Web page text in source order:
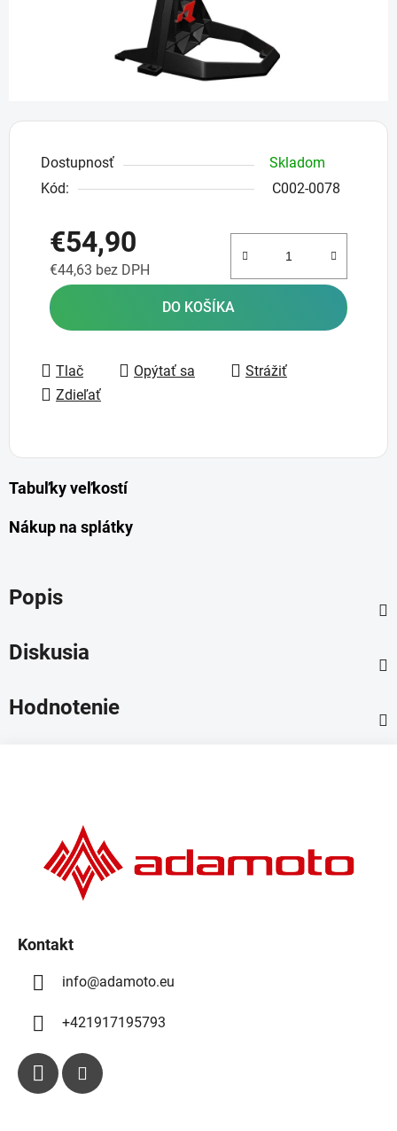
Dostupnosť
Skladom
Kód:
C002-0078
€54,90
€44,63 bez DPH
Jednotková cena:
DO KOŠÍKA
Tlač Opýtať sa
Strážiť
Zdieľať
Tabuľky veľkostí
Nákup na splátky
Popis
Diskusia
Hodnotenie
Kontakt
info@adamoto.eu
+421917195793